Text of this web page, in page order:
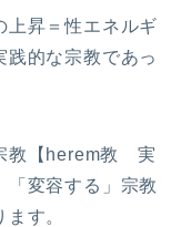
上昇＝性エネルギ
践的な宗教であっ
教【herem教 実
「変容する」宗教
す。